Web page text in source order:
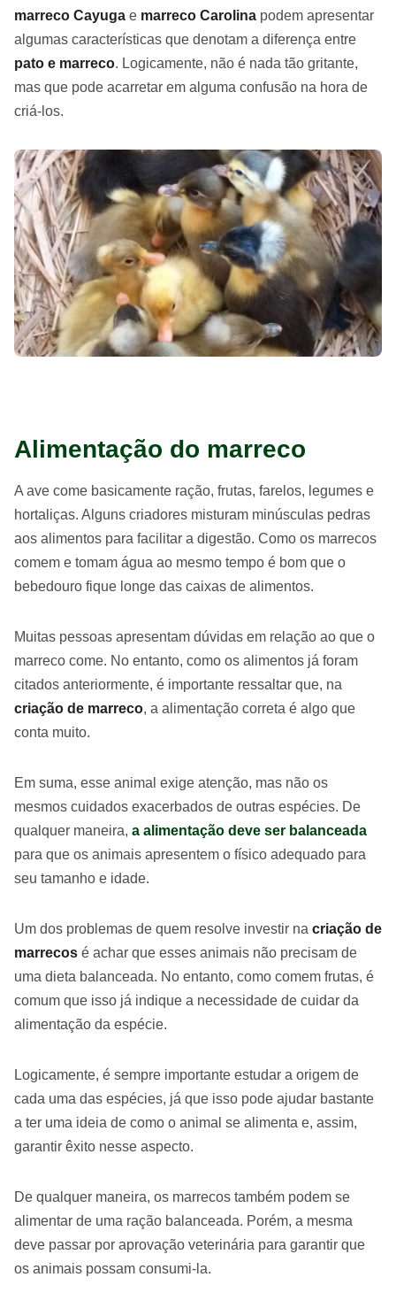
marreco Cayuga e marreco Carolina podem apresentar
algumas características que denotam a diferença entre
pato e marreco. Logicamente, não é nada tão gritante,
mas que pode acarretar em alguma confusão na hora de
criá-los.
Alimentação do marreco
A ave come basicamente ração, frutas, farelos, legumes e
hortaliças. Alguns criadores misturam minúsculas pedras
aos alimentos para facilitar a digestão. Como os marrecos
comem e tomam água ao mesmo tempo é bom que o
bebedouro fique longe das caixas de alimentos.
Muitas pessoas apresentam dúvidas em relação ao que o
marreco come. No entanto, como os alimentos já foram
citados anteriormente, é importante ressaltar que, na
criação de marreco, a alimentação correta é algo que
conta muito.
Em suma, esse animal exige atenção, mas não os
mesmos cuidados exacerbados de outras espécies. De
qualquer maneira, a alimentação deve ser balanceada
para que os animais apresentem o físico adequado para
seu tamanho e idade.
Um dos problemas de quem resolve investir na criação de
marrecos é achar que esses animais não precisam de
uma dieta balanceada. No entanto, como comem frutas, é
comum que isso já indique a necessidade de cuidar da
alimentação da espécie.
Logicamente, é sempre importante estudar a origem de
cada uma das espécies, já que isso pode ajudar bastante
a ter uma ideia de como o animal se alimenta e, assim,
garantir êxito nesse aspecto.
De qualquer maneira, os marrecos também podem se
alimentar de uma ração balanceada. Porém, a mesma
deve passar por aprovação veterinária para garantir que
os animais possam consumi-la.